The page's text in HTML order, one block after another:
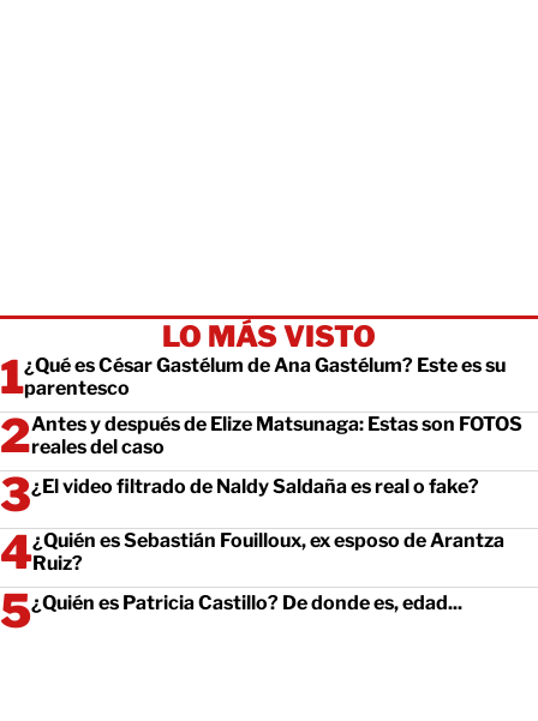
LO MÁS VISTO
¿Qué es César Gastélum de Ana Gastélum? Este es su
parentesco
Antes y después de Elize Matsunaga: Estas son FOTOS
reales del caso
¿El video filtrado de Naldy Saldaña es real o fake?
¿Quién es Sebastián Fouilloux, ex esposo de Arantza
Ruiz?
¿Quién es Patricia Castillo? De donde es, edad...